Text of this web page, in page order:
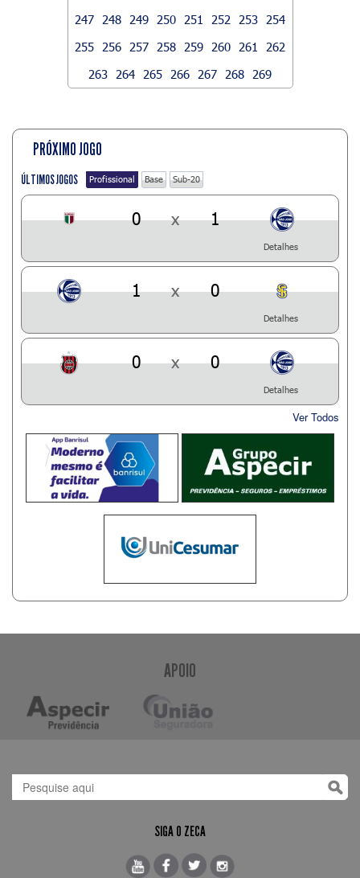
247
248 249 250 251 252 253
254
255
256 257 258 259 260 261
262
263
264 265 266 267 268 269
PRÓXIMO JOGO
ÚLTIMOS JOGOS Profissional Base Sub-20
0 x 1
Detalhes
1 x 0
Detalhes
0 x 0
Detalhes
Ver Todos
APOIO
SIGA O ZECA